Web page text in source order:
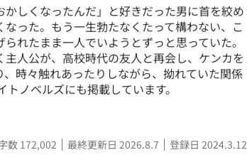
しくなったんだ」と好きだった男に首を絞め
った。もう一生勃たなくたって構わない、こ
れたまま一人でいようとずっと思っていた。
人公が、高校時代の友人と再会し、ケンカを
時々触れあったりしながら、拗れていた関係
ノベルズにも掲載しています。
数 172,002 最終更新日 2026.8.7 登録日 2024.3.12